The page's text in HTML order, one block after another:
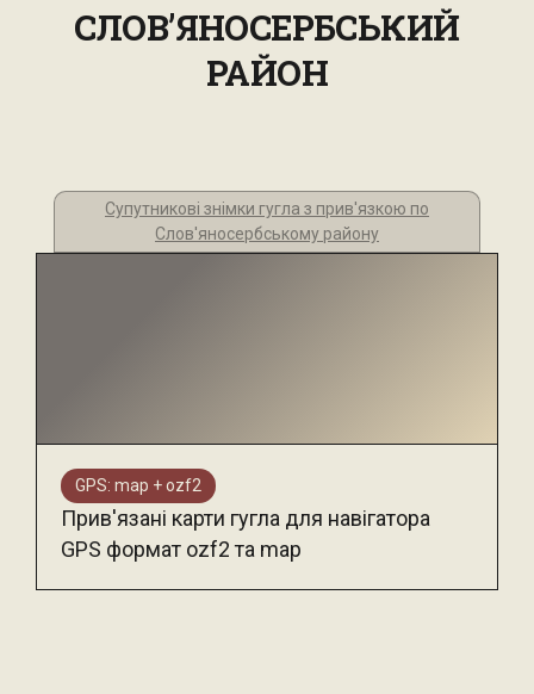
СЛОВ’ЯНОСЕРБСЬКИЙ
РАЙОН
Супутникові знімки гугла з прив'язкою по
Слов'яносербському району
GPS: map + ozf2
Прив'язані карти гугла для навігатора
GPS формат ozf2 та map